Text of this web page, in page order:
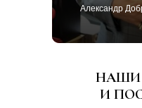
Александр
НАШИ
И